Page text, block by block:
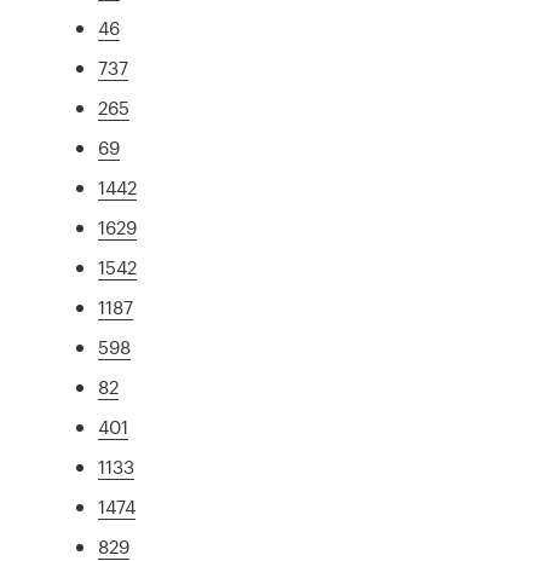
46
737
265
69
1442
1629
1542
1187
598
82
401
1133
1474
829